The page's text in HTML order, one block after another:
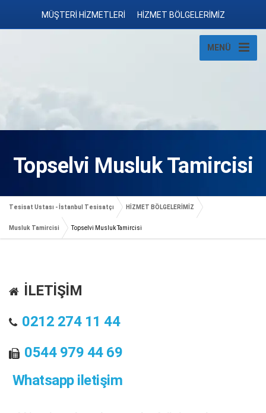
MÜŞTERİ HİZMETLERİ HİZMET BÖLGELERİMİZ
MENÜ
Topselvi Musluk Tamircisi
Tesisat Ustası - İstanbul Tesisatçı HİZMET BÖLGELERİMİZ
Musluk Tamircisi Topselvi Musluk Tamircisi
İLETİŞİM
0212 274 11 44
0544 979 44 69
Whatsapp iletişim